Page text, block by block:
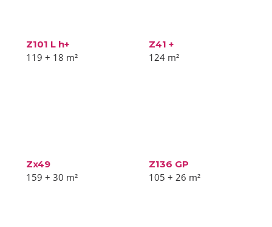
Z101 L h+
119 + 18 m²
Z41 +
124 m²
Zx49
159 + 30 m²
Z136 GP
105 + 26 m²